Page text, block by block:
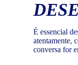
É essencial
atentamente,
conversa for